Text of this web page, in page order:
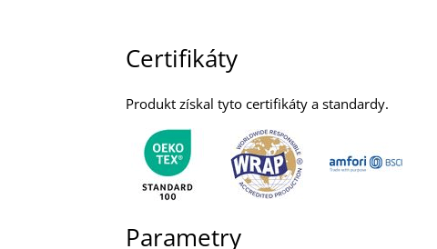
Certifikáty
Produkt získal tyto certifikáty a standardy.
Parametry